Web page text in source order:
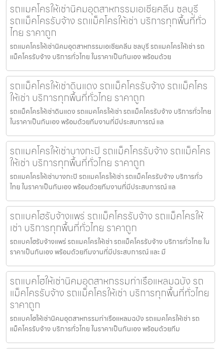
รถแมคโครให้เช่านิคมอุตสาหกรรมเอเชียคลีน ชลบุรี
รถแม็คโครรับจ้าง รถแม็คโครให้เช่า บริการทุกพื้นที่ทั่ว
ไทย ราคาถูก
รถแมคโครให้เช่านิคมอุตสาหกรรมเอเชียคลีน ชลบุรี รถแมคโครให้เช่า รถ
แม็คโครรับจ้าง บริการทั่วไทย ในราคาเป็นกันเอง พร้อมด้วย
รถแม็คโครให้เช่าดินแดง รถแม็คโครรับจ้าง รถแม็คโคร
ให้เช่า บริการทุกพื้นที่ทั่วไทย ราคาถูก
รถแม็คโครให้เช่าดินแดง รถแมคโครให้เช่า รถแม็คโครรับจ้าง บริการทั่วไทย
ในราคาเป็นกันเอง พร้อมด้วยทีมงานที่มีประสบการณ์ แล
รถแมคโครให้เช่าบางกะปิ รถแม็คโครรับจ้าง รถแม็คโคร
ให้เช่า บริการทุกพื้นที่ทั่วไทย ราคาถูก
รถแมคโครให้เช่าบางกะปิ รถแมคโครให้เช่า รถแม็คโครรับจ้าง บริการทั่ว
ไทย ในราคาเป็นกันเอง พร้อมด้วยทีมงานที่มีประสบการณ์ แล
รถแบคโฮรับจ้างแพร่ รถแม็คโครรับจ้าง รถแม็คโครให้
เช่า บริการทุกพื้นที่ทั่วไทย ราคาถูก
รถแบคโฮรับจ้างแพร่ รถแมคโครให้เช่า รถแม็คโครรับจ้าง บริการทั่วไทย ใน
ราคาเป็นกันเอง พร้อมด้วยทีมงานที่มีประสบการณ์ และ มื
รถแบคโฮให้เช่านิคมอุตสาหกรรมท่าเรือแหลมฉบัง รถ
แม็คโครรับจ้าง รถแม็คโครให้เช่า บริการทุกพื้นที่ทั่วไทย
ราคาถูก
รถแบคโฮให้เช่านิคมอุตสาหกรรมท่าเรือแหลมฉบัง รถแมคโครให้เช่า รถ
แม็คโครรับจ้าง บริการทั่วไทย ในราคาเป็นกันเอง พร้อมด้วยทีม